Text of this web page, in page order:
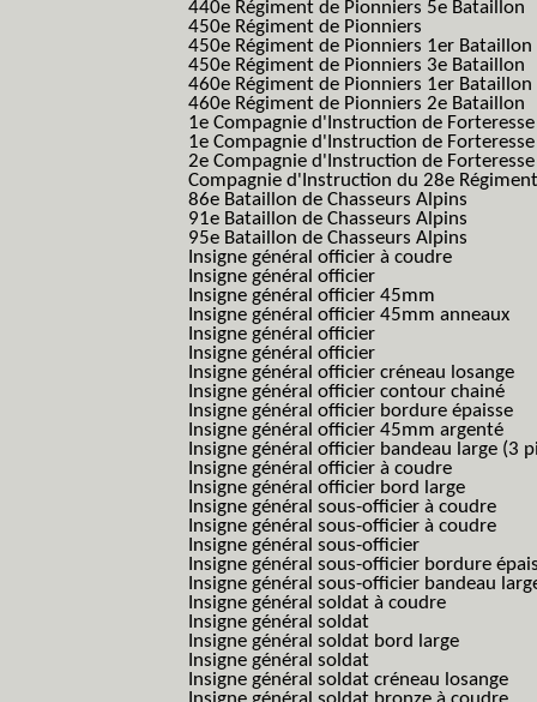
440e Régiment de Pionniers 5e Bataillon
450e Régiment de Pionniers
450e Régiment de Pionniers 1er Bataillon
450e Régiment de Pionniers 3e Bataillon
460e Régiment de Pionniers 1er Bataillon
460e Régiment de Pionniers 2e Bataillon
1e Compagnie d'Instruction de
1e Compagnie d'Instruction de
2e Compagnie d'Instruction de
Compagnie d'Instruction du 28e
86e Bataillon de Chasseurs Alpins
91e Bataillon de Chasseurs Alpins
95e Bataillon de Chasseurs Alpins
Insigne général officier à coudre
Insigne général officier
Insigne général officier 45mm
Insigne général officier 45mm anneaux
Insigne général officier
Insigne général officier
Insigne général officier créneau losange
Insigne général officier contour chainé
Insigne général officier bordure épaisse
Insigne général officier 45mm argenté
Insigne général officier bandeau large (3
Insigne général officier à coudre
Insigne général officier bord large
Insigne général sous-officier à coudre
Insigne général sous-officier à coudre
Insigne général sous-officier
Insigne général sous-officier bordure
Insigne général sous-officier bandeau
Insigne général soldat à coudre
Insigne général soldat
Insigne général soldat bord large
Insigne général soldat
Insigne général soldat créneau losange